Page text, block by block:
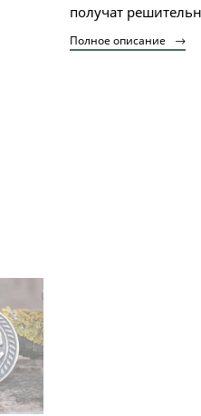
получат
Полное описание